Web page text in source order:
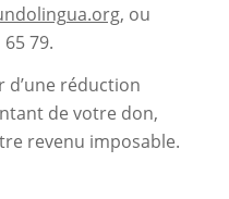
, ou
79.
d’une réduction
de votre don,
revenu imposable.